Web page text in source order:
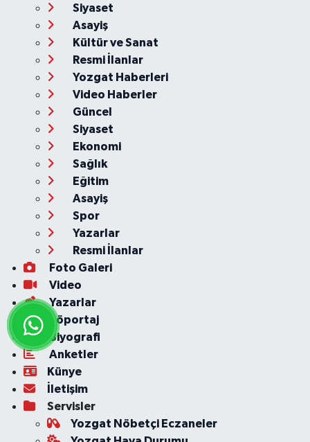
Siyaset
Asayiş
Kültür ve Sanat
Resmi İlanlar
Yozgat Haberleri
Video Haberler
Güncel
Siyaset
Ekonomi
Sağlık
Eğitim
Asayiş
Spor
Yazarlar
Resmi İlanlar
Foto Galeri
Video
Yazarlar
Röportaj
Biyografi
Anketler
Künye
İletişim
Servisler
Yozgat Nöbetçi Eczaneler